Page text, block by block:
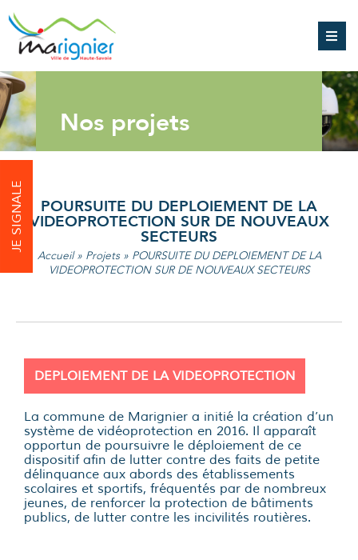
JE SIGNALE
Nos projets
POURSUITE DU DEPLOIEMENT DE LA
VIDEOPROTECTION SUR DE NOUVEAUX
SECTEURS
Accueil» Projets» POURSUITE DU DEPLOIEMENT DE LA
VIDEOPROTECTION SUR DE NOUVEAUX SECTEURS
DEPLOIEMENT DE LA VIDEOPROTECTION
La commune de Marignier a initié la création d’un
système de vidéoprotection en 2016. Il apparaît
opportun de poursuivre le déploiement de ce
dispositif afin de lutter contre des faits de petite
délinquance aux abords des établissements
scolaires et sportifs, fréquentés par de nombreux
jeunes, de renforcer la protection de bâtiments
publics, de lutter contre les incivilités routières.